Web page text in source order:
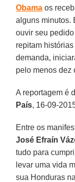
Obama os
alguns minutos.
ouvir seu
repitam
demanda,
pelo menos dez
A reportagem é
País, 16-09-
Entre os
José Efraín
tudo para
levar uma vida
sua Honduras